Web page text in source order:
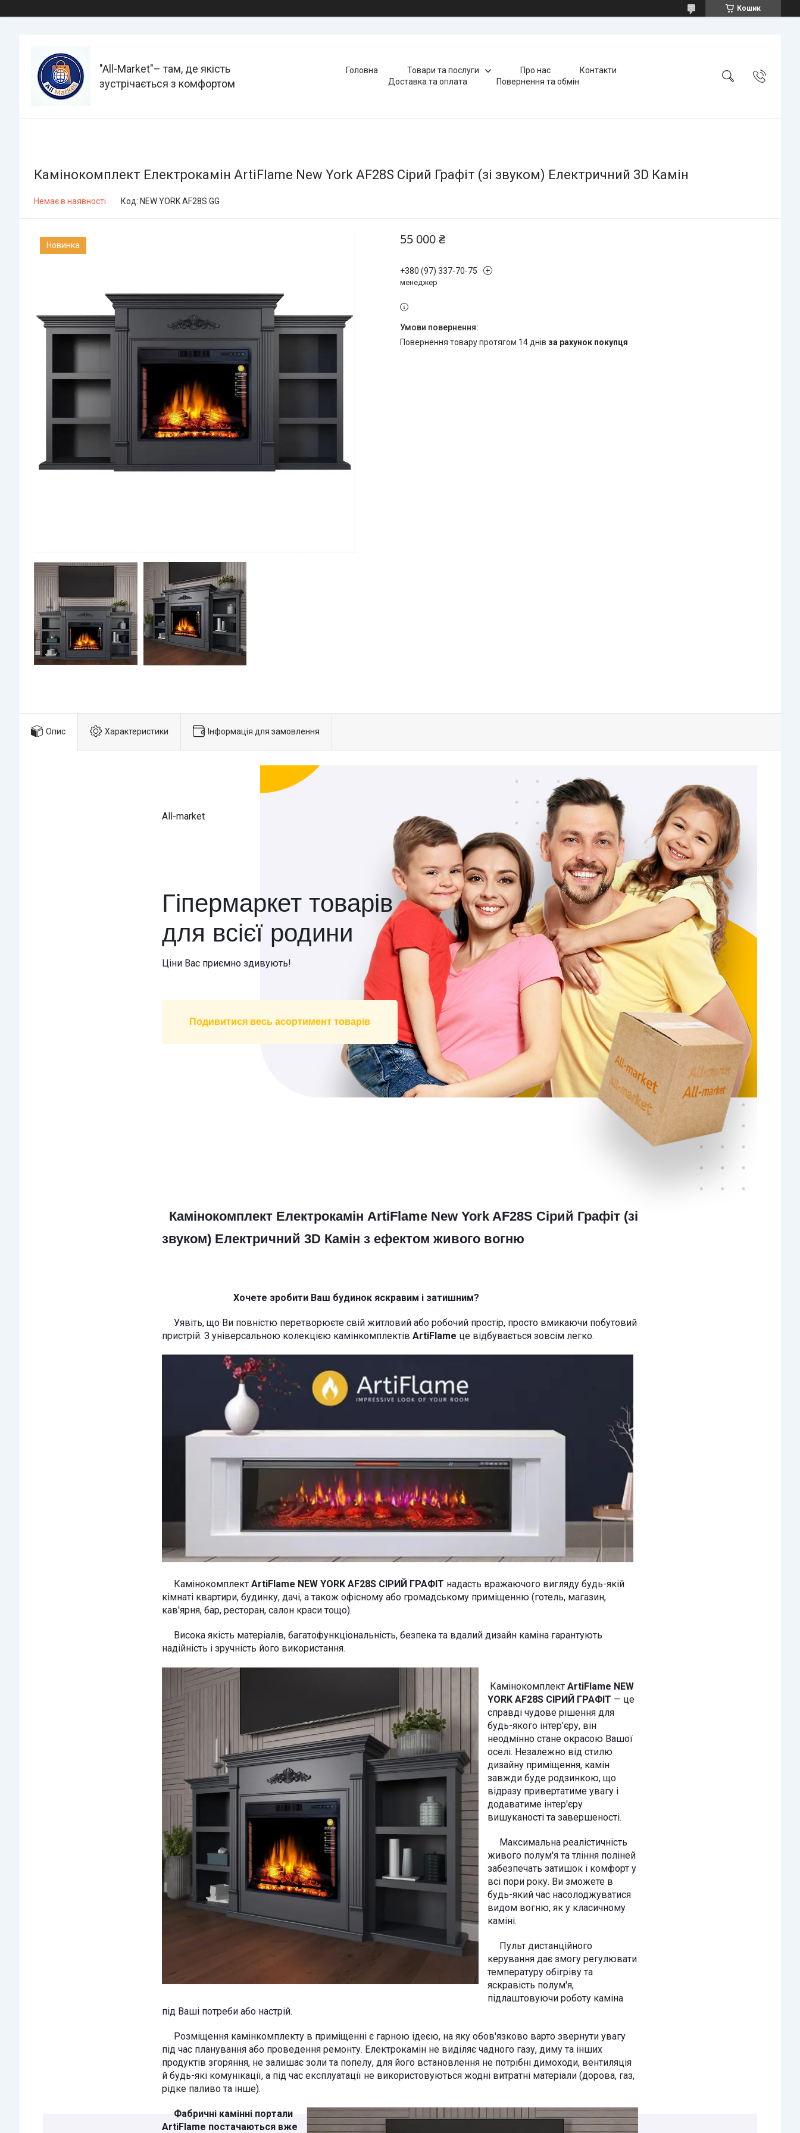
Кошик
"All-Мarket"– там, де якість
зустрічається з комфортом
Головна Товари та послуги Про нас
Контакти
Доставка та оплата
Повернення та обмін
Камінокомплект Електрокамін ArtiFlame New York AF28S Сірий Графіт (зі звуком) Електричний 3D Камін
Немає в наявності Код: NEW YORK AF28S GG
Новинка 55 000 ₴
+380 (97) 337-70-75
менеджер
повернення товару протягом 14 днів за рахунок покупця
Опис Характеристики Інформація для замовлення
All-market
Гіпермаркет товарів
для всієї родини
Ціни Вас приємно здивують!
Подивитися весь асортимент товарів
Камінокомплект Електрокамін ArtiFlame New York AF28S Сірий Графіт (зі
звуком) Електричний 3D Камін з ефектом живого вогню
Хочете зробити Ваш будинок яскравим і затишним?
Уявіть, що Ви повністю перетворюєте свій житловий або робочий простір, просто вмикаючи побутовий
пристрій. З універсальною колекцією камінкомплектів ArtiFlame це відбувається зовсім легко.
Камінокомплект ArtiFlame NEW YORK AF28S СІРИЙ ГРАФІТ надасть вражаючого вигляду будь-якій
кімнаті квартири, будинку, дачі, а також офісному або громадському приміщенню (готель, магазин,
кав'ярня, бар, ресторан, салон краси тощо).
Висока якість матеріалів, багатофункціональність, безпека та вдалий дизайн каміна гарантують
надійність і зручність його використання.
Камінокомплект ArtiFlame NEW
YORK AF28S СІРИЙ ГРАФІТ — це
справді чудове рішення для
будь-якого інтер'єру, він
неодмінно стане окрасою Вашої
оселі. Незалежно від стилю
дизайну приміщення, камін
завжди буде родзинкою, що
відразу привертатиме увагу і
додаватиме інтер'єру
вишуканості та завершеності.
Максимальна реалістичність
живого полум'я та тління поліней
забезпечать затишок і комфорт у
всі пори року. Ви зможете в
будь-який час насолоджуватися
видом вогню, як у класичному
каміні.
Пульт дистанційного
керування дає змогу регулювати
температуру обігріву та
яскравість полум'я,
підлаштовуючи роботу каміна
під Ваші потреби або настрій.
Розміщення камінкомплекту в приміщенні є гарною ідеєю, на яку обов'язково варто звернути увагу
під час планування або проведення ремонту. Електрокамін не виділяє чадного газу, диму та інших
продуктів згоряння, не залишає золи та попелу, для його встановлення не потрібні димоходи, вентиляція
й будь-які комунікації, а під час експлуатації не використовуються жодні витратні матеріали (дорова, газ,
рідке паливо та інше).
Фабричні камінні портали
ArtiFlame постачаються вже